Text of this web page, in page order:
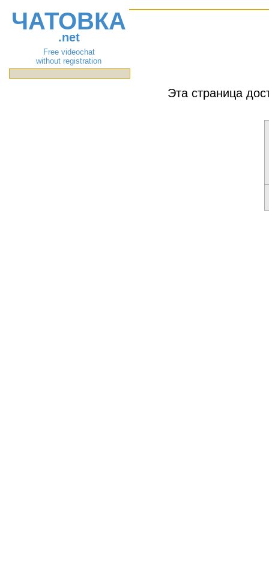
ЧАТОВКА
.net
Free videochat
without registration
Эта страница